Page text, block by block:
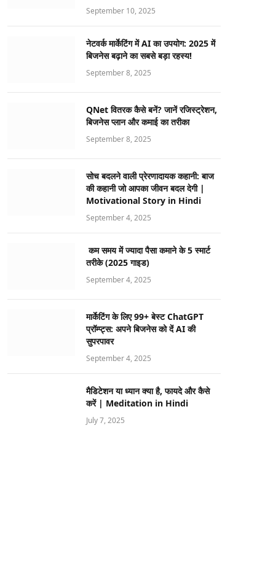
September 10, 2025
नेटवर्क मार्केटिंग में AI का उपयोग: 2025 में
बिजनेस बढ़ाने का सबसे बड़ा रहस्य!
September 8, 2025
QNet वितरक कैसे बनें? जानें रजिस्ट्रेशन,
बिजनेस प्लान और कमाई का तरीका
September 8, 2025
सोच बदलने वाली प्रेरणादायक कहानी: बाज
की कहानी जो आपका जीवन बदल देगी |
Motivational Story in Hindi
September 4, 2025
कम समय में ज्यादा पैसा कमाने के 5 स्मार्ट
तरीके (2025 गाइड)
September 4, 2025
मार्केटिंग के लिए 99+ बेस्ट ChatGPT
प्रॉम्प्ट्स: अपने बिजनेस को दें AI की
सुपरपावर
September 4, 2025
मैडिटेशन या ध्यान क्या है, फायदे और कैसे
करें | Meditation in Hindi
July 7, 2025